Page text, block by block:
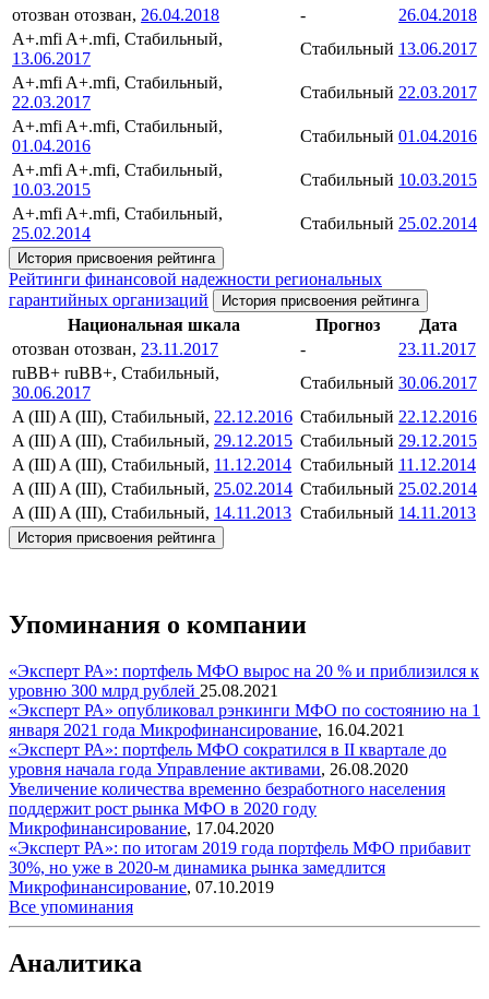
отозван отозван, 26.04.2018 -
26.04.2018
A+.mfi A+.mfi, Стабильный,
13.06.2017
Стабильный 13.06.2017
A+.mfi A+.mfi, Стабильный,
22.03.2017
Стабильный 22.03.2017
A+.mfi A+.mfi, Стабильный,
01.04.2016
Стабильный 01.04.2016
A+.mfi A+.mfi, Стабильный,
10.03.2015
Стабильный 10.03.2015
A+.mfi A+.mfi, Стабильный,
25.02.2014
Стабильный 25.02.2014
История присвоения рейтинга
Рейтинги финансовой надежности региональных
гарантийных организаций
История присвоения рейтинга
Национальная шкала Прогноз
Дата
отозван отозван, 23.11.2017 -
23.11.2017
ruBB+ ruBB+, Стабильный,
30.06.2017
Стабильный 30.06.2017
A (III) A (III), Стабильный, 22.12.2016 Стабильный 22.12.2016
A (III) A (III), Стабильный, 29.12.2015 Стабильный 29.12.2015
A (III) A (III), Стабильный, 11.12.2014 Стабильный 11.12.2014
A (III) A (III), Стабильный, 25.02.2014 Стабильный 25.02.2014
A (III) A (III), Стабильный, 14.11.2013 Стабильный 14.11.2013
История присвоения рейтинга
Упоминания о компании
«Эксперт РА»: портфель МФО вырос на 20 % и приблизился к
уровню 300 млрд рублей 25.08.2021
«Эксперт РА» опубликовал рэнкинги МФО по состоянию на 1
января 2021 года Микрофинансирование, 16.04.2021
«Эксперт РА»: портфель МФО сократился в II квартале до
уровня начала года Управление активами, 26.08.2020
Увеличение количества временно безработного населения
поддержит рост рынка МФО в 2020 году
Микрофинансирование, 17.04.2020
«Эксперт РА»: по итогам 2019 года портфель МФО прибавит
30%, но уже в 2020-м динамика рынка замедлится
Микрофинансирование, 07.10.2019
Все упоминания
Аналитика